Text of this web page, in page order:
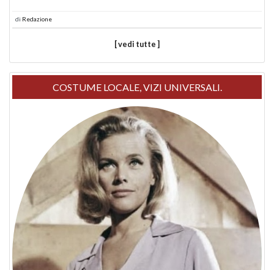
di Redazione
[ vedi tutte ]
COSTUME LOCALE, VIZI UNIVERSALI.